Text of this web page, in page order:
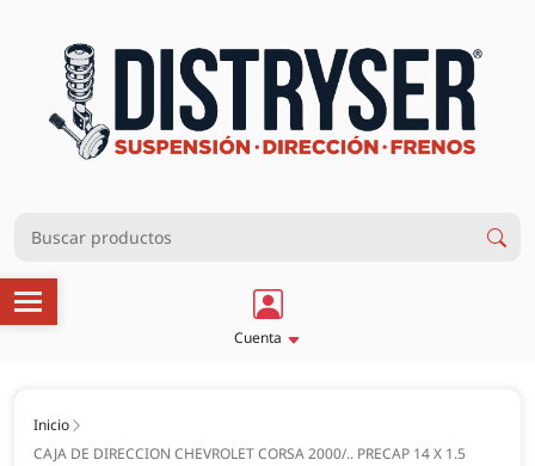
Cuenta
Inicio
CAJA DE DIRECCION CHEVROLET CORSA 2000/.. PRECAP 14 X 1.5